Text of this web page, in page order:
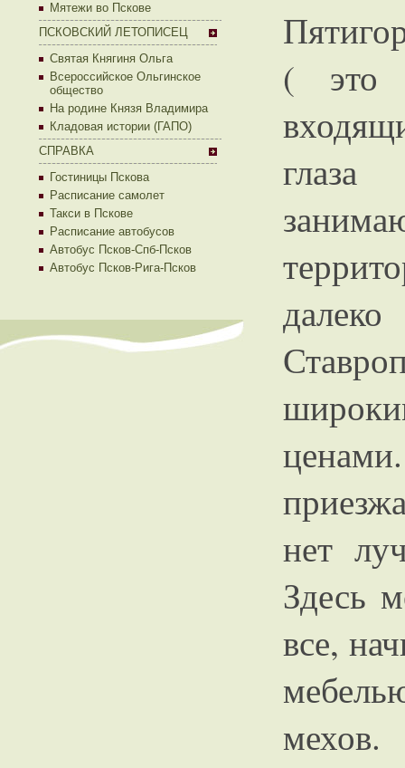
Мятежи во Пскове
ПСКОВСКИЙ ЛЕТОПИСЕЦ
Святая Княгиня Ольга
Всероссийское Ольгинское
общество
На родине Князя Владимира
Кладовая истории (ГАПО)
СПРАВКА
Гостиницы Пскова
Расписание самолет
Такси в Пскове
Расписание автобусов
Автобус Псков-Спб-Псков
Автобус Псков-Рига-Псков
( это
глаза
нет
Здесь
все,
мехов.